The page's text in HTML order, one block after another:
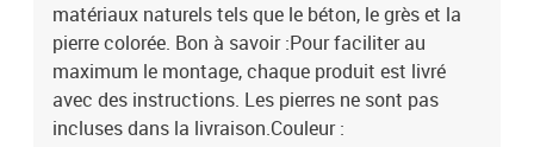
matériaux naturels tels que le béton, le grès et la
pierre colorée. Bon à savoir :Pour faciliter au
maximum le montage, chaque produit est livré
avec des instructions. Les pierres ne sont pas
incluses dans la livraison.Couleur :